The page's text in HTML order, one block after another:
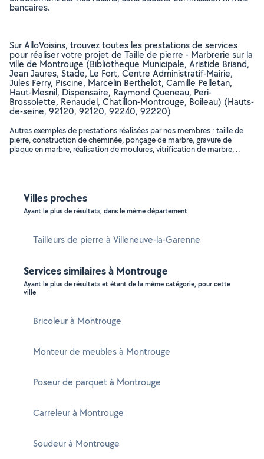
bancaires.
Sur AlloVoisins, trouvez toutes les prestations de services
pour réaliser votre projet de Taille de pierre - Marbrerie sur la
ville de Montrouge (Bibliotheque Municipale, Aristide Briand,
Jean Jaures, Stade, Le Fort, Centre Administratif-Mairie,
Jules Ferry, Piscine, Marcelin Berthelot, Camille Pelletan,
Haut-Mesnil, Dispensaire, Raymond Queneau, Peri-
Brossolette, Renaudel, Chatillon-Montrouge, Boileau) (Hauts-
de-seine, 92120, 92120, 92240, 92220)
Autres exemples de prestations réalisées par nos membres : taille de
pierre, construction de cheminée, ponçage de marbre, gravure de
plaque en marbre, réalisation de moulures, vitrification de marbre, ..
Villes proches
Ayant le plus de résultats, dans le même département
Tailleurs de pierre à Villeneuve-la-Garenne
Services similaires à Montrouge
Ayant le plus de résultats et étant de la même catégorie, pour cette
ville
Bricoleur à Montrouge
Monteur de meubles à Montrouge
Poseur de parquet à Montrouge
Carreleur à Montrouge
Soudeur à Montrouge